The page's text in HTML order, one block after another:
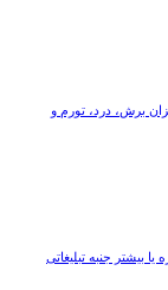
برش، درد، تورم و
بیشتر جنبه تبلیغاتی